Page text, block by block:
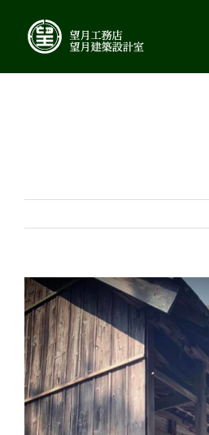
content
View
Larger
Image